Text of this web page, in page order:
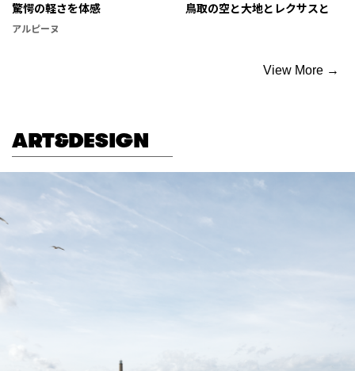
驚愕の軽さを体感
アルピーヌ
鳥取の空と大地とレクサスと
View More →
ART&DESIGN